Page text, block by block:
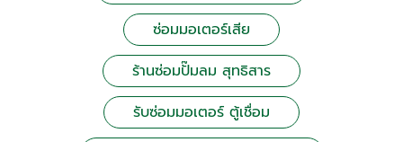
ซ่อมมอเตอร์เสีย
ร้านซ่อมปั๊มลม สุทธิสาร
รับซ่อมมอเตอร์ ตู้เชื่อม